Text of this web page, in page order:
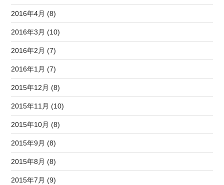
2016年4月 (8)
2016年3月 (10)
2016年2月 (7)
2016年1月 (7)
2015年12月 (8)
2015年11月 (10)
2015年10月 (8)
2015年9月 (8)
2015年8月 (8)
2015年7月 (9)